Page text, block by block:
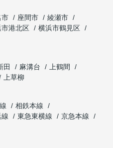
市 座間市
綾瀬市
市港北区
横浜市鶴見区
田 麻溝台
上鶴間
上草柳
相鉄本線
東急東横線
京急本線